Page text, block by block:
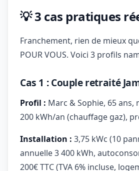
💡 3 cas pratiques
Franchement, rien de mieux
POUR VOUS. Voici 3 profils
Cas 1 : Couple retraité
Profil : Marc & Sophie, 65 ans,
200 kWh/an (chauffage gaz),
Installation : 3,75 kWc (10
annuelle 3 400 kWh,
200€ TTC (TVA 6% incluse,